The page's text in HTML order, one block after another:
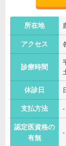
所在地
アクセス
診療時間
休診日
支払方法 -
認定医資格の
有無
-